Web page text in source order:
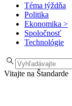
Téma týždňa
Politika
Ekonomika >
Spoločnosť
Technológie
Vitajte na Štandarde